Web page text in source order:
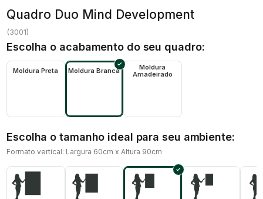
Quadro Duo Mind Development
(3001)
Escolha o acabamento do seu quadro:
Moldura Preta Moldura Branca
Moldura
Amadeirado
Escolha o tamanho ideal para seu ambiente:
Formato vertical: Largura 60cm x Altura 90cm